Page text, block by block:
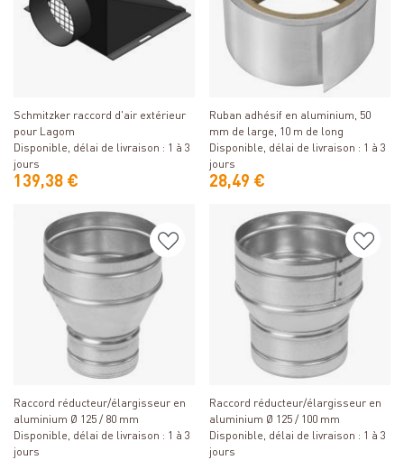
Schmitzker raccord d'air extérieur
pour Lagom
Disponible, délai de livraison : 1 à 3
jours
139,38 €
Détails
Ruban adhésif en aluminium, 50
mm de large, 10 m de long
Disponible, délai de livraison : 1 à 3
jours
28,49 €
Détails
Raccord réducteur/élargisseur en
aluminium Ø 125 / 80 mm
Disponible, délai de livraison : 1 à 3
jours
Détails
Raccord réducteur/élargisseur en
aluminium Ø 125 / 100 mm
Disponible, délai de livraison : 1 à 3
jours